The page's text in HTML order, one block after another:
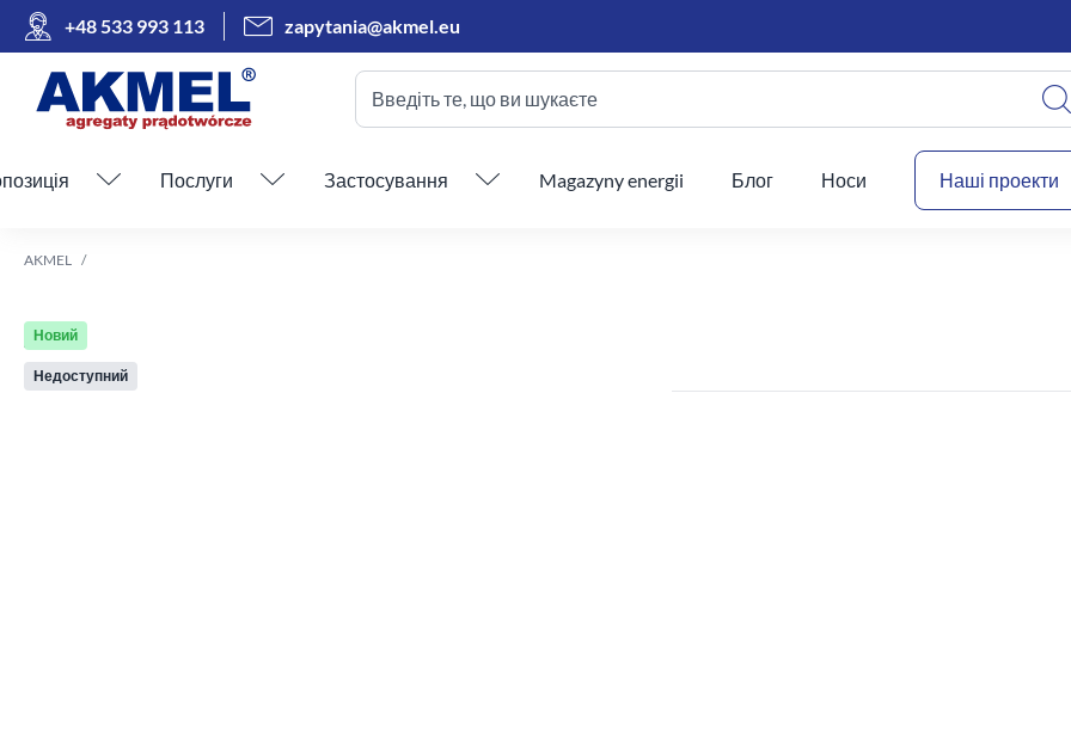
+48 533 993 113 zapytania@akmel.eu
Введіть те, що ви шукаєте
Пропустити меню
Послуги Застосування Magazyny energii Блог Носи Наші проекти
AKMEL
Новий
Недоступний